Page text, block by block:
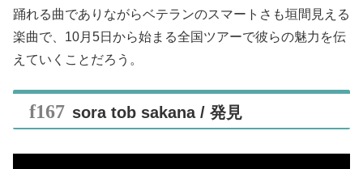
踊れる曲でありながらベテランのスマートさも垣間見える
楽曲で、10月5日から始まる全国ツアーで彼らの魅力を伝
えていくことだろう。
sora tob sakana / 発見